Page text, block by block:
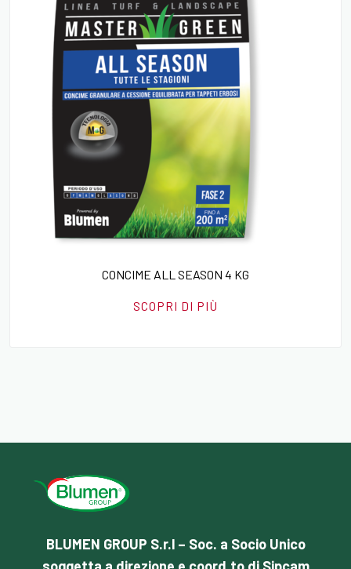
CONCIME ALL SEASON 4 KG
SCOPRI DI PIÙ
BLUMEN GROUP S.r.l – Soc. a Socio Unico